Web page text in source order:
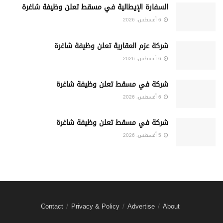
السفارة الإيطالية في مسقط تعلن وظيفة شاغرة
شركة عزم العقارية تعلن وظيفة شاغرة
شركة في مسقط تعلن وظيفة شاغرة
شركة في مسقط تعلن وظيفة شاغرة
About
Advertise
Privacy & Policy
Contact